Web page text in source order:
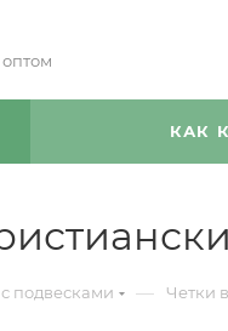
КАК
подвесками — Четки